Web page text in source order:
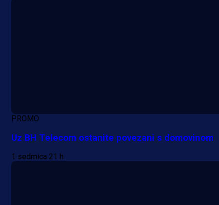
PROMO
Uz BH Telecom ostanite povezani s domovinom
1 sedmica 21 h